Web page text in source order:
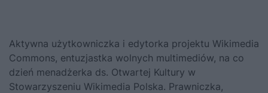
Aktywna użytkowniczka i edytorka projektu Wikimedia
Commons, entuzjastka wolnych multimediów, na co
dzień menadżerka ds. Otwartej Kultury w
Stowarzyszeniu Wikimedia Polska. Prawniczka,